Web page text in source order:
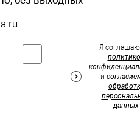
Я
и
данных